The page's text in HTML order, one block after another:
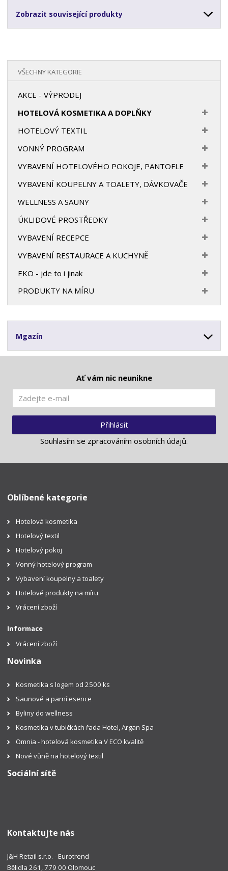
Zobrazit související produkty
VŠECHNY KATEGORIE
AKCE - VÝPRODEJ
HOTELOVÁ KOSMETIKA A DOPLŇKY
HOTELOVÝ TEXTIL
VONNÝ PROGRAM
VYBAVENÍ HOTELOVÉHO POKOJE, PANTOFLE
VYBAVENÍ KOUPELNY A TOALETY, DÁVKOVAČE
WELLNESS A SAUNY
ÚKLIDOVÉ PROSTŘEDKY
VYBAVENÍ RECEPCE
VYBAVENÍ RESTAURACE A KUCHYNĚ
EKO - jde to i jinak
PRODUKTY NA MÍRU
Mgazín
Ať vám nic neunikne
Přihlásit
Souhlasím se zpracováním osobních údajů.
Oblíbené kategorie
Hotelová kosmetika
Hotelový textil
Hotelový pokoj
Vonný hotelový program
Vybavení koupelny a toalety
Hotelové produkty na míru
Vrácení zboží
Informace
Vrácení zboží
Novinka
Kosmetika s logem od 2500 ks
Saunové a parní esence
Byliny do wellness
Kosmetika v tubičkách řada Hotel, Argan Spa
Omnia - hotelová kosmetika V ECO kvalitě
Nové vůně na hotelový textil
Sociální sítě
Kontaktujte nás
J&H Retail s.r.o. - Eurotrend
Bělidla 261, 779 00 Olomouc